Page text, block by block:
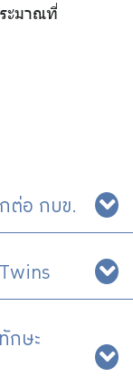
ะมาณที่
กต่อ กบข.
กษะ